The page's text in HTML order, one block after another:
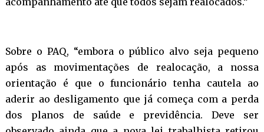
Sobre o PAQ, “embora o público alvo seja pequeno
após as movimentações de realocação, a nossa
orientação é que o funcionário tenha cautela ao
aderir ao desligamento que já começa com a perda
dos planos de saúde e previdência. Deve ser